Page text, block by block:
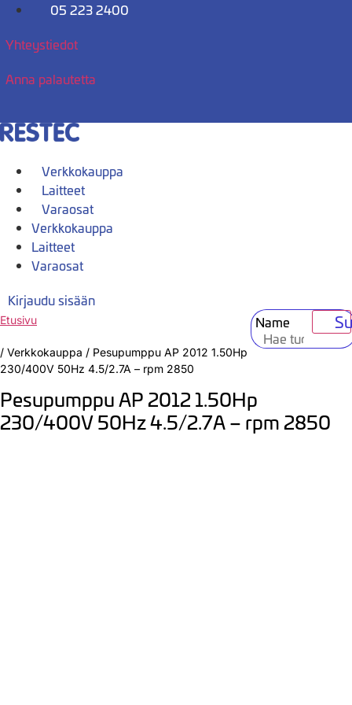
Mene
05 223 2400
Yhteystiedot
Anna palautetta
Verkkokauppa
Laitteet
Varaosat
Verkkokauppa
Laitteet
Varaosat
Kirjaudu sisään
Name
Etusivu
/ Verkkokauppa / Pesupumppu AP 2012 1.50Hp
230/400V 50Hz 4.5/2.7A – rpm 2850
Pesupumppu AP 2012 1.50Hp
230/400V 50Hz 4.5/2.7A – rpm 2850